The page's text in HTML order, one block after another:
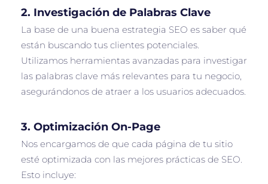
2. Investigación de Palabras Clave
La base de una buena estrategia SEO es saber qué
están buscando tus clientes potenciales.
Utilizamos herramientas avanzadas para investigar
las palabras clave más relevantes para tu negocio,
asegurándonos de atraer a los usuarios adecuados.
3. Optimización On-Page
Nos encargamos de que cada página de tu sitio
esté optimizada con las mejores prácticas de SEO.
Esto incluye: